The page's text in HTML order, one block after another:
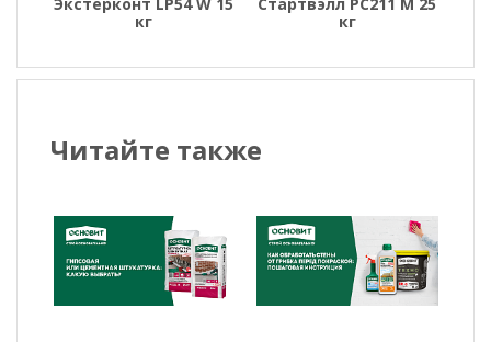
кг
кг
Читайте также